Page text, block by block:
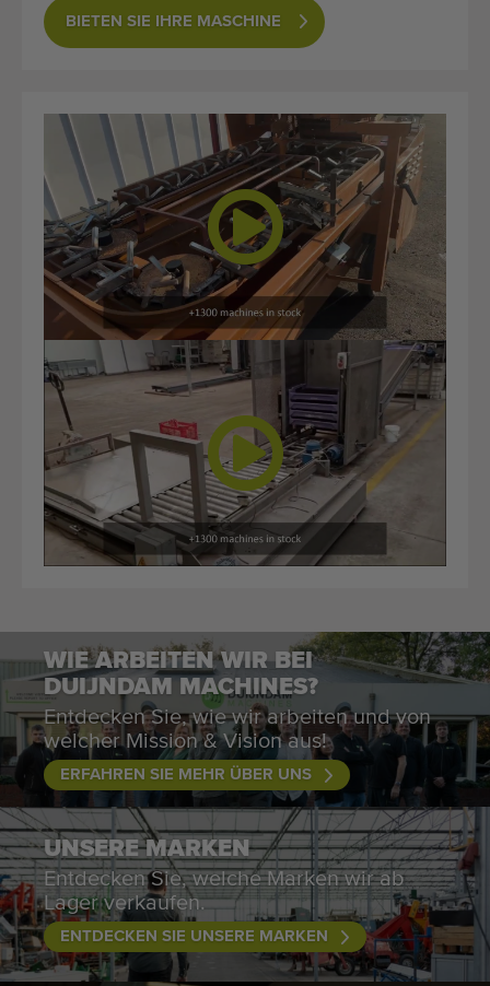
BIETEN SIE IHRE MASCHINE
WIE ARBEITEN WIR BEI
DUIJNDAM MACHINES?
Entdecken Sie, wie wir arbeiten und von
welcher Mission & Vision aus!
ERFAHREN SIE MEHR ÜBER UNS
UNSERE MARKEN
Entdecken Sie, welche Marken wir ab
Lager verkaufen.
ENTDECKEN SIE UNSERE MARKEN